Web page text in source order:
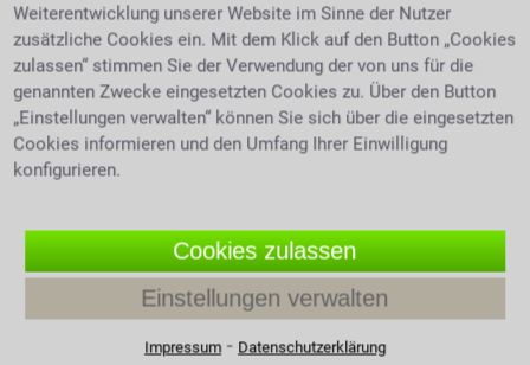
Weiterentwicklung unserer Website im Sinne der Nutzer
zusätzliche Cookies ein. Mit dem Klick auf den Button „Cookies
zulassen“ stimmen Sie der Verwendung der von uns für die
genannten Zwecke eingesetzten Cookies zu. Über den Button
„Einstellungen verwalten“ können Sie sich über die eingesetzten
Cookies informieren und den Umfang Ihrer Einwilligung
konfigurieren.
Cookies zulassen
Einstellungen verwalten
Impressum⁃ Datenschutzerklärung